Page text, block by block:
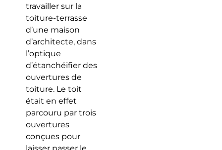
travailler sur la
toiture-terrasse
d’une maison
d’architecte, dans
l’optique
d’étanchéifier des
ouvertures de
toiture. Le toit
était en effet
parcouru par trois
ouvertures
conçues pour